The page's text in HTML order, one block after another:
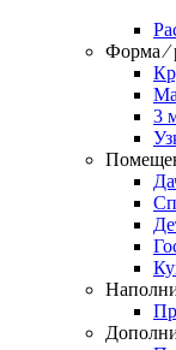
Форма ⁄
3